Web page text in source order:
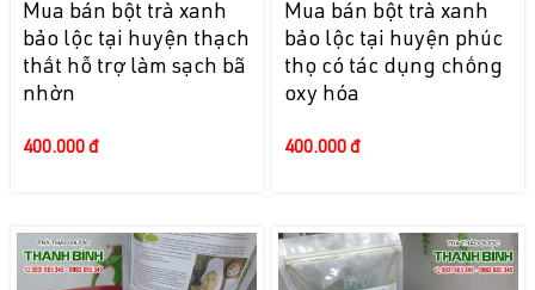
Mua bán bột trà xanh
bảo lộc tại huyện thạch
thất hỗ trợ làm sạch bã
nhờn
400.000 đ
Mua bán bột trà xanh
bảo lộc tại huyện phúc
thọ có tác dụng chống
oxy hóa
400.000 đ